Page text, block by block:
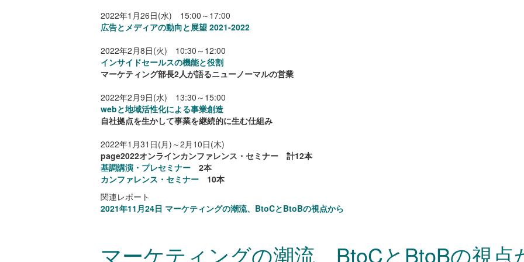
2022年1月26日(水) 15:00～17:00
広告とメディアの動向と展望 2021-2022
2022年2月8日(火) 10:30～12:00
インサイドセールスの機能と役割
マーケティング部長2人が語るニューノーマルの営業
2022年2月9日(水) 13:30～15:00
webと地域活性化による事業創造
自社拠点を生かして事業を継続的に生む仕組み
2022年1月31日(月)～2月10日(木)
page2022オンラインカンファレンス・セミナー 計12本
基調講演・プレセミナー 2本
カンファレンス・セミナー 10本
関連レポート
2021年11月24日 マーケティングの潮流、BtoCとBtoBの視点から
マーケティングの潮流、BtoCとBtoBの視点